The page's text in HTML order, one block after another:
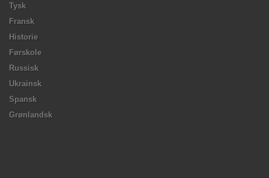
Tysk
Fransk
Historie
Førskole
Russisk
Ukrainsk
Spansk
Grønlandsk